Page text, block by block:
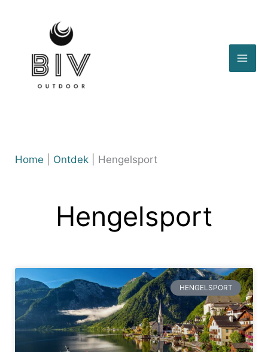
inhoud
Home Ontdek Hengelsport
Hengelsport
HENGELSPORT